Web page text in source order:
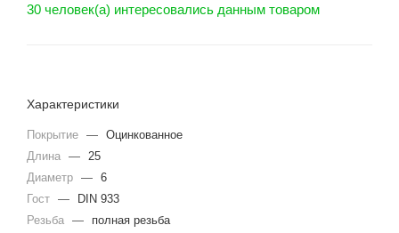
30 человек(а) интересовались данным товаром
Характеристики
Покрытие — Оцинкованное
Длина — 25
Диаметр — 6
Гост —
DIN 933
Резьба —
полная резьба